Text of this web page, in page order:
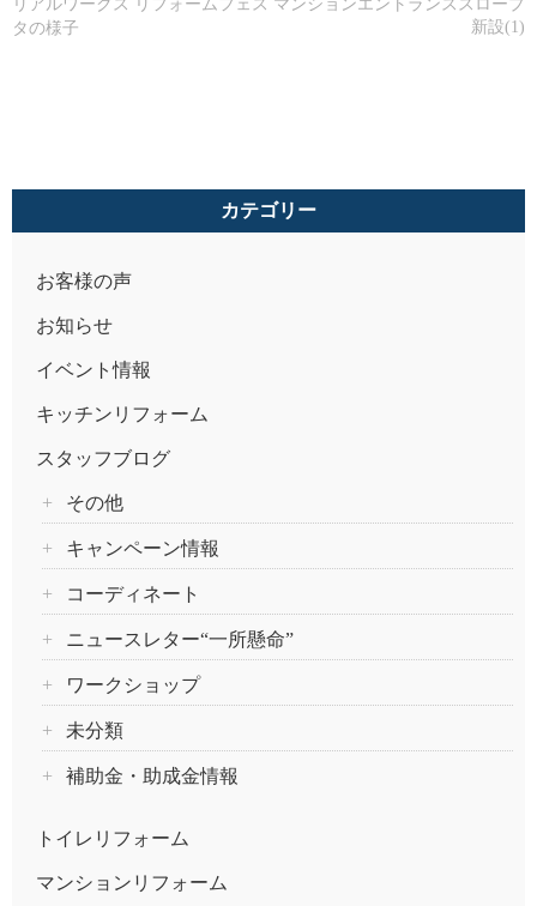
リアルワークス リフォームフェス
タの様子
マンションエントランススロープ
新設(1)
カテゴリー
お客様の声
お知らせ
イベント情報
キッチンリフォーム
スタッフブログ
その他
キャンペーン情報
コーディネート
ニュースレター“一所懸命”
ワークショップ
未分類
補助金・助成金情報
トイレリフォーム
マンションリフォーム